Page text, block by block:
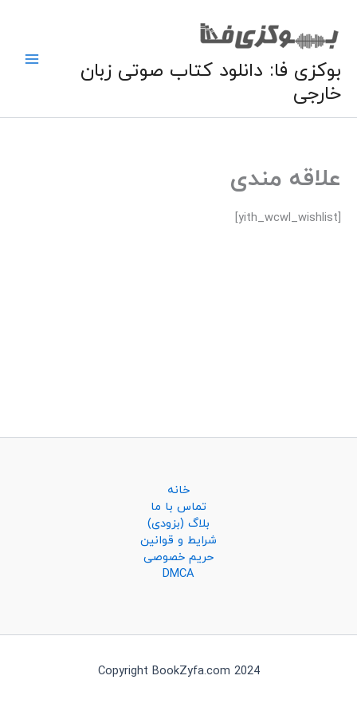
محتوا
بوکزی فا: دانلود کتاب صوتی زبان
خارجی
علاقه مندی
[yith_wcwl_wishlist]
خانه
تماس با ما
بلاگ (بزودی)
شرایط و قوانین
حریم خصوصی
DMCA
Copyright BookZyfa.com 2024